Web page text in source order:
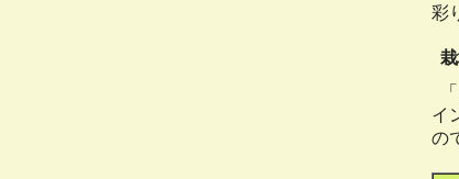
彩
イ
の